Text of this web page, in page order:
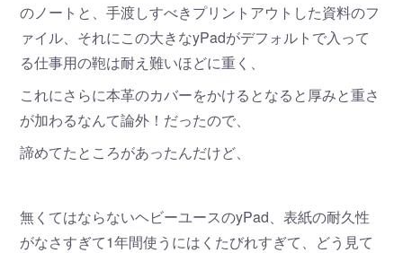
のノートと、手渡しすべきプリントアウトした資料のフ
ァイル、それにこの大きなyPadがデフォルトで入って
る仕事用の鞄は耐え難いほどに重く、
これにさらに本革のカバーをかけるとなると厚みと重さ
が加わるなんて論外！だったので、
諦めてたところがあったんだけど、
無くてはならないヘビーユースのyPad、表紙の耐久性
がなさすぎて1年間使うにはくたびれすぎて、どう見て